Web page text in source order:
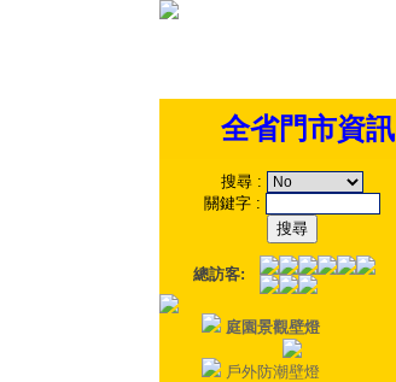
全省門市資訊
搜尋 :
關鍵字 :
總訪客:
庭園景觀壁燈
戶外防潮壁燈